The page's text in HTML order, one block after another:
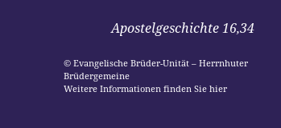
Apostelgeschichte 16,34
© Evangelische Brüder-Unität – Herrnhuter
Brüdergemeine
Weitere Informationen finden Sie hier